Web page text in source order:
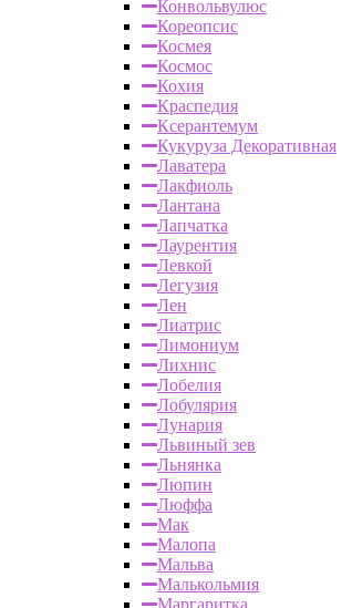
Конвольвулюс
Кореопсис
Космея
Космос
Кохия
Краспедия
Ксерантемум
Кукуруза Декоративная
Лаватера
Лакфиоль
Лантана
Лапчатка
Лаурентия
Левкой
Легузия
Лен
Лиатрис
Лимониум
Лихнис
Лобелия
Лобулярия
Лунария
Львиный зев
Льнянка
Люпин
Люффа
Мак
Малопа
Мальва
Малькольмия
Маргаритка